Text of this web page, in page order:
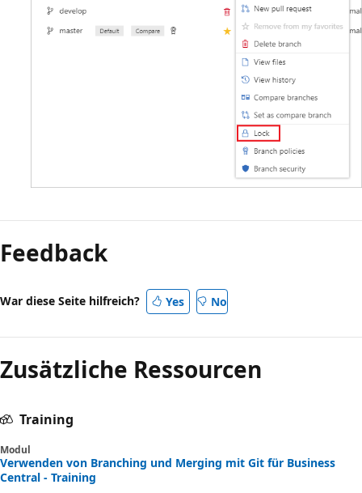
Lesemodus
deaktiviert
Feedback
War diese Seite hilfreich? Yes No
Zusätzliche Ressourcen
Training
Modul
Verwenden von Branching und Merging mit Git für Business
Central - Training